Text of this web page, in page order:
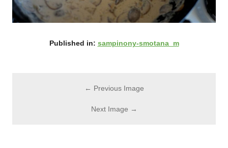
Published in: sampinony-smotana_m
← Previous Image
Next Image →